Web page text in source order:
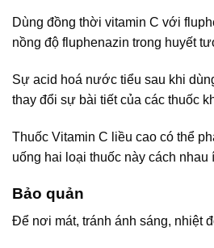
Dùng đồng thời vitamin C với
nồng độ fluphenazin trong huyết
Sự acid hoá nước tiểu sau khi
thay đổi sự bài tiết của các thuốc
Thuốc Vitamin C liều cao có thể
uống hai loại thuốc này cách nhau
Bảo quản
Để nơi mát, tránh ánh sáng, nhiệt